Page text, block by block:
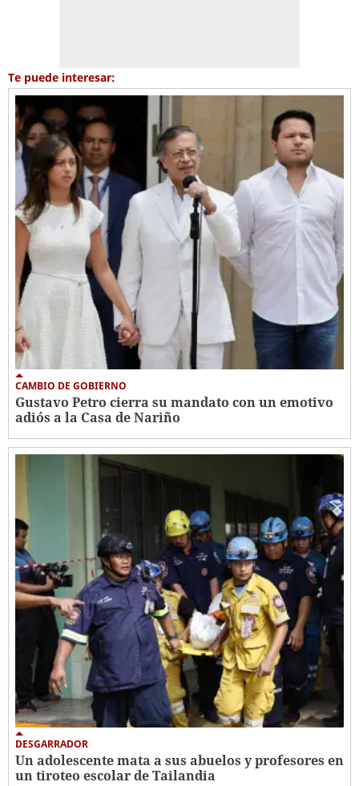
Te puede interesar:
CAMBIO DE GOBIERNO
Gustavo Petro cierra su mandato con un emotivo
adiós a la Casa de Nariño
DESGARRADOR
Un adolescente mata a sus abuelos y profesores en
un tiroteo escolar de Tailandia